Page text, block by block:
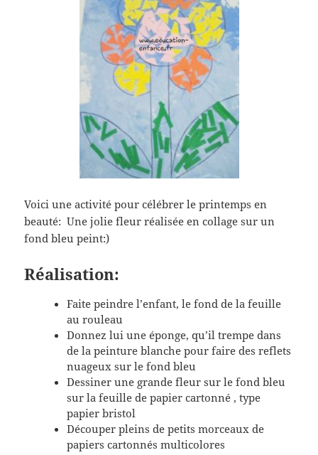
Voici une activité pour célébrer le printemps en
beauté: Une jolie fleur réalisée en collage sur un
fond bleu peint:)
Réalisation:
Faite peindre l’enfant, le fond de la feuille
au rouleau
Donnez lui une éponge, qu’il trempe dans
de la peinture blanche pour faire des reflets
nuageux sur le fond bleu
Dessiner une grande fleur sur le fond bleu
sur la feuille de papier cartonné , type
papier bristol
Découper pleins de petits morceaux de
papiers cartonnés multicolores